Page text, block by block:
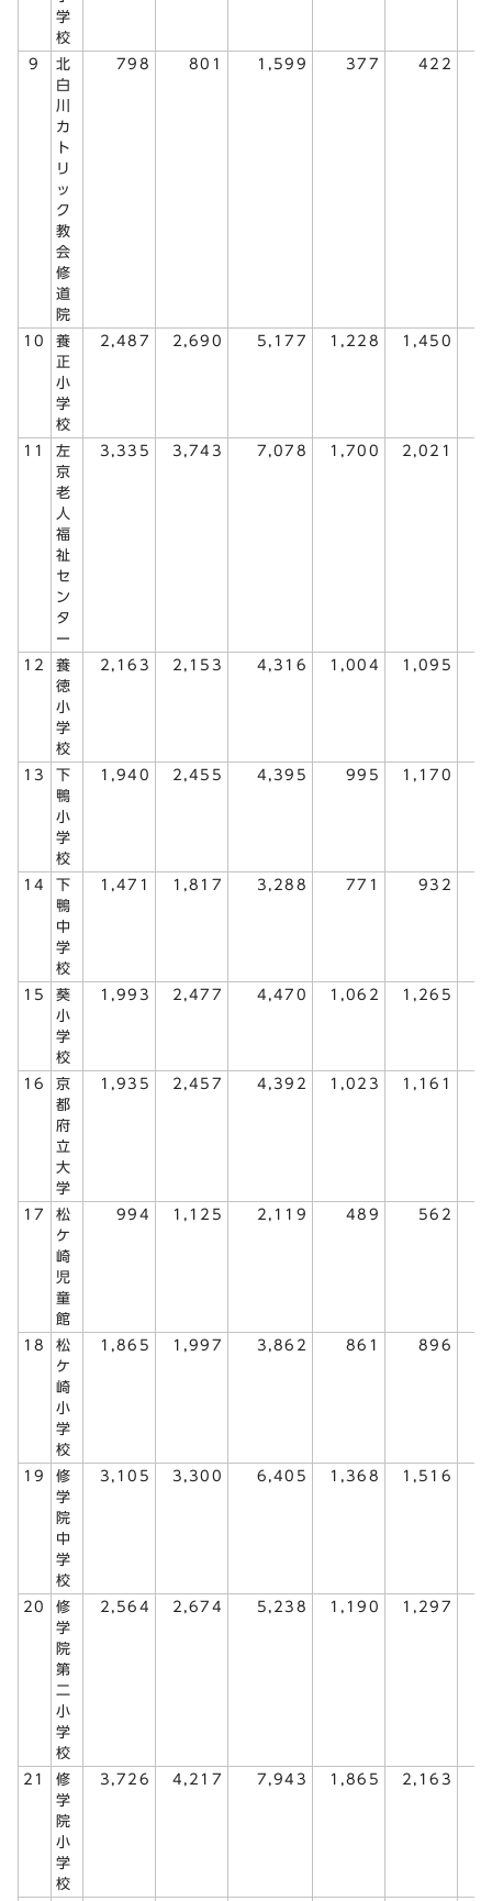
学
校
9
北
白
川
カ
ト
リ
ッ
ク
教
会
修
道
院
798 801 1,599 377 422
10
養
正
小
学
校
2,487 2,690 5,177 1,228 1,450
11
左
京
老
人
福
祉
セ
ン
タ
ー
3,335 3,743 7,078 1,700 2,021
12
養
徳
小
学
校
2,163 2,153 4,316 1,004 1,095
13
下
鴨
小
学
校
1,940 2,455 4,395 995 1,170
14
下
鴨
中
学
校
1,471 1,817 3,288 771 932
15
葵
小
学
校
1,993 2,477 4,470 1,062 1,265
16
京
都
府
立
大
学
1,935 2,457 4,392 1,023 1,161
17
松
ケ
崎
児
童
館
994 1,125 2,119 489 562
18
松
ケ
崎
小
学
校
1,865 1,997 3,862 861 896
19
修
学
院
中
学
校
3,105 3,300 6,405 1,368 1,516
20
修
学
院
第
二
小
学
校
2,564 2,674 5,238 1,190 1,297
21
修
学
院
小
学
校
3,726 4,217 7,943 1,865 2,163